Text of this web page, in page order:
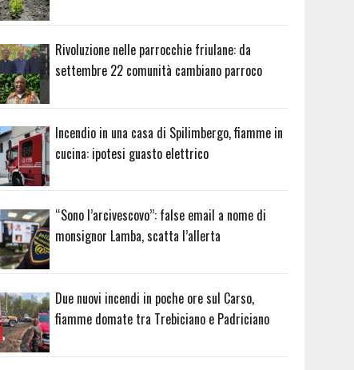
Rivoluzione nelle parrocchie friulane: da
settembre 22 comunità cambiano parroco
Incendio in una casa di Spilimbergo, fiamme in
cucina: ipotesi guasto elettrico
“Sono l’arcivescovo”: false email a nome di
monsignor Lamba, scatta l’allerta
Due nuovi incendi in poche ore sul Carso,
fiamme domate tra Trebiciano e Padriciano